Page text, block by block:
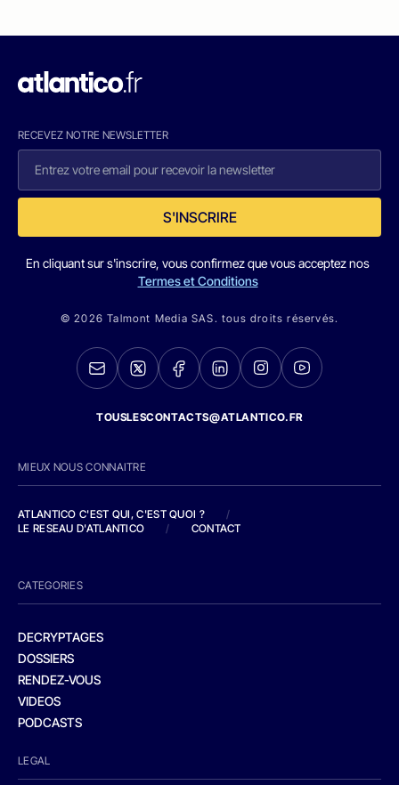
RECEVEZ NOTRE NEWSLETTER
S'INSCRIRE
En cliquant sur s'inscrire, vous confirmez que vous acceptez nos
Termes et Conditions
© 2026 Talmont Media SAS. tous droits réservés.
TOUSLESCONTACTS@ATLANTICO.FR
MIEUX NOUS CONNAITRE
ATLANTICO C'EST QUI, C'EST QUOI ?
/
LE RESEAU D'ATLANTICO
/ CONTACT
CATEGORIES
DECRYPTAGES
DOSSIERS
RENDEZ-VOUS
VIDEOS
PODCASTS
LEGAL